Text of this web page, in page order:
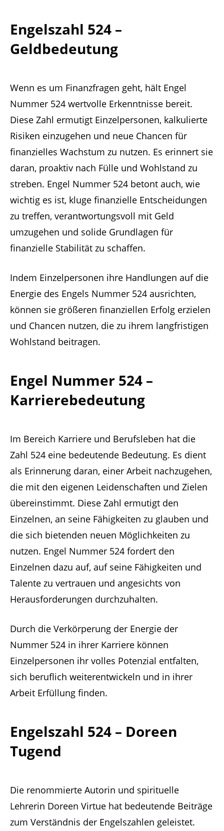
Engelszahl 524 –
Geldbedeutung
Wenn es um Finanzfragen geht, hält Engel
Nummer 524 wertvolle Erkenntnisse bereit.
Diese Zahl ermutigt Einzelpersonen, kalkulierte
Risiken einzugehen und neue Chancen für
finanzielles Wachstum zu nutzen. Es erinnert sie
daran, proaktiv nach Fülle und Wohlstand zu
streben. Engel Nummer 524 betont auch, wie
wichtig es ist, kluge finanzielle Entscheidungen
zu treffen, verantwortungsvoll mit Geld
umzugehen und solide Grundlagen für
finanzielle Stabilität zu schaffen.
Indem Einzelpersonen ihre Handlungen auf die
Energie des Engels Nummer 524 ausrichten,
können sie größeren finanziellen Erfolg erzielen
und Chancen nutzen, die zu ihrem langfristigen
Wohlstand beitragen.
Engel Nummer 524 –
Karrierebedeutung
Im Bereich Karriere und Berufsleben hat die
Zahl 524 eine bedeutende Bedeutung. Es dient
als Erinnerung daran, einer Arbeit nachzugehen,
die mit den eigenen Leidenschaften und Zielen
übereinstimmt. Diese Zahl ermutigt den
Einzelnen, an seine Fähigkeiten zu glauben und
die sich bietenden neuen Möglichkeiten zu
nutzen. Engel Nummer 524 fordert den
Einzelnen dazu auf, auf seine Fähigkeiten und
Talente zu vertrauen und angesichts von
Herausforderungen durchzuhalten.
Durch die Verkörperung der Energie der
Nummer 524 in ihrer Karriere können
Einzelpersonen ihr volles Potenzial entfalten,
sich beruflich weiterentwickeln und in ihrer
Arbeit Erfüllung finden.
Engelszahl 524 – Doreen
Tugend
Die renommierte Autorin und spirituelle
Lehrerin Doreen Virtue hat bedeutende Beiträge
zum Verständnis der Engelszahlen geleistet.